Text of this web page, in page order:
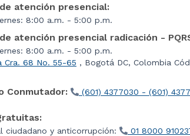
atención presencial:
8:00 a.m. - 5:00 p.m.
atención presencial radicación -
8:00 a.m. - 5:00 p.m.
Cra. 68 No. 55-65 , Bogotá DC, Colombia
Conmutador: (601) 4377030 - (601)
ciudadano y anticorrupción:
01 8000